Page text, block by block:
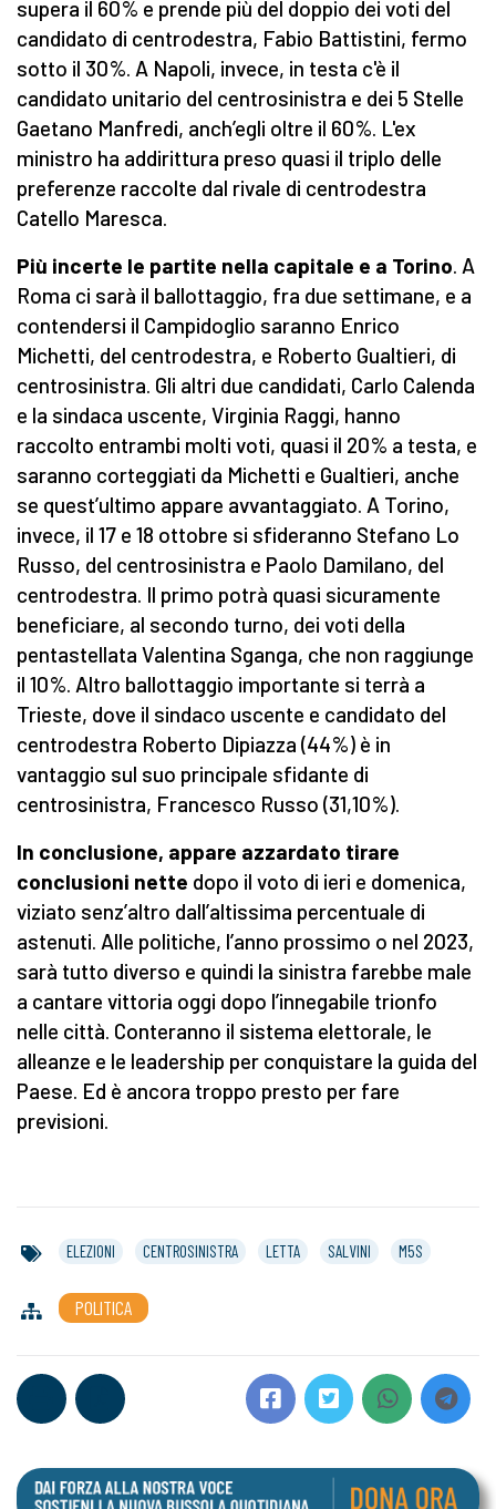
supera il 60% e prende più del doppio dei voti del
candidato di centrodestra, Fabio Battistini, fermo
sotto il 30%. A Napoli, invece, in testa c'è il
candidato unitario del centrosinistra e dei 5 Stelle
Gaetano Manfredi, anch’egli oltre il 60%. L'ex
ministro ha addirittura preso quasi il triplo delle
preferenze raccolte dal rivale di centrodestra
Catello Maresca.
Più incerte le partite nella capitale e a Torino. A
Roma ci sarà il ballottaggio, fra due settimane, e a
contendersi il Campidoglio saranno Enrico
Michetti, del centrodestra, e Roberto Gualtieri, di
centrosinistra. Gli altri due candidati, Carlo Calenda
e la sindaca uscente, Virginia Raggi, hanno
raccolto entrambi molti voti, quasi il 20% a testa, e
saranno corteggiati da Michetti e Gualtieri, anche
se quest’ultimo appare avvantaggiato. A Torino,
invece, il 17 e 18 ottobre si sfideranno Stefano Lo
Russo, del centrosinistra e Paolo Damilano, del
centrodestra. Il primo potrà quasi sicuramente
beneficiare, al secondo turno, dei voti della
pentastellata Valentina Sganga, che non raggiunge
il 10%. Altro ballottaggio importante si terrà a
Trieste, dove il sindaco uscente e candidato del
centrodestra Roberto Dipiazza (44%) è in
vantaggio sul suo principale sfidante di
centrosinistra, Francesco Russo (31,10%).
In conclusione, appare azzardato tirare
conclusioni nette dopo il voto di ieri e domenica,
viziato senz’altro dall’altissima percentuale di
astenuti. Alle politiche, l’anno prossimo o nel 2023,
sarà tutto diverso e quindi la sinistra farebbe male
a cantare vittoria oggi dopo l’innegabile trionfo
nelle città. Conteranno il sistema elettorale, le
alleanze e le leadership per conquistare la guida del
Paese. Ed è ancora troppo presto per fare
previsioni.
ELEZIONI CENTROSINISTRA LETTA SALVINI M5S
POLITICA